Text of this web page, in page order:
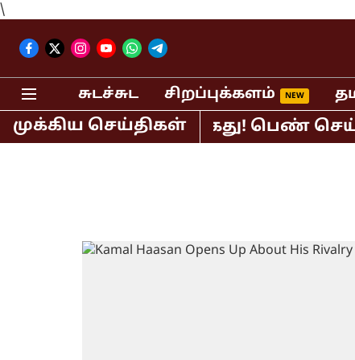
\
சுடச்சுட சிறப்புக்களம்
முக்கிய செய்திகள்
பி.ஆர்.சுந்தர் கைது! பெண் செய்தி